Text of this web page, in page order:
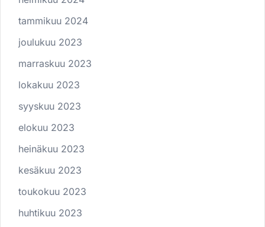
tammikuu 2024
joulukuu 2023
marraskuu 2023
lokakuu 2023
syyskuu 2023
elokuu 2023
heinäkuu 2023
kesäkuu 2023
toukokuu 2023
huhtikuu 2023